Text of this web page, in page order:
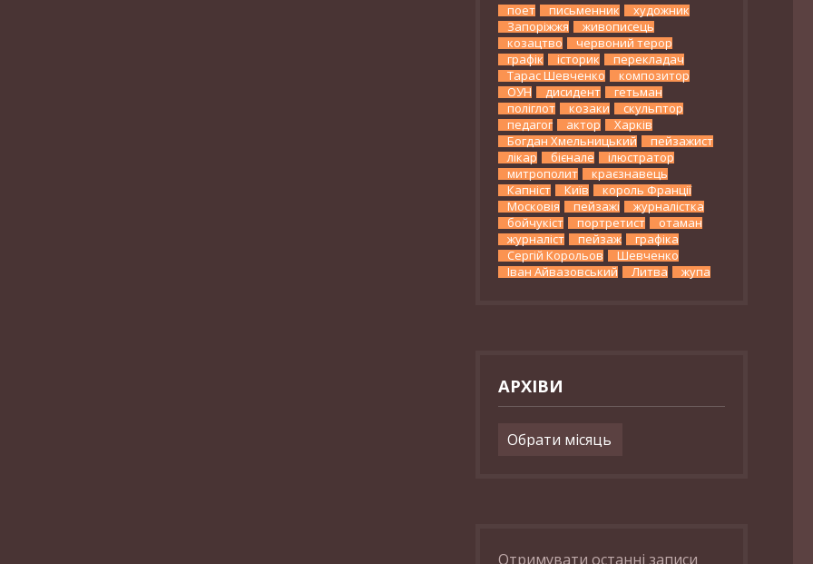
поет письменник
художник
Запоріжжя
живописець
козацтво
червоний терор
графік
історик
перекладач
Тарас Шевченко
композитор
ОУН
дисидент
гетьман
поліглот
козаки
скульптор
педагог
актор
Харків
Богдан Хмельницький
пейзажист
лікар
бієнале
ілюстратор
митрополит
краєзнавець
Капніст
Київ
король Франції
Московія
пейзажі
журналістка
бойчукіст
портретист
отаман
журналіст
пейзаж
графіка
Сергій Корольов
Шевченко
Іван Айвазовський
Литва жупа
АРХІВИ
Архіви
Отримувати останні записи